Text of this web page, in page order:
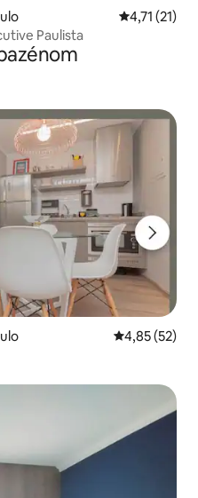
Priemerné
4,71 (21)
Paulista
Priemerné
4,85 (52)